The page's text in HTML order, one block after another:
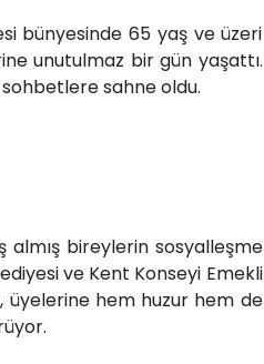
bünyesinde 65 yaş ve üzeri
unutulmaz bir gün yaşattı.
sahne oldu.
almış bireylerin sosyalleşme
ve Kent Konseyi Emekli
üyelerine hem huzur hem de